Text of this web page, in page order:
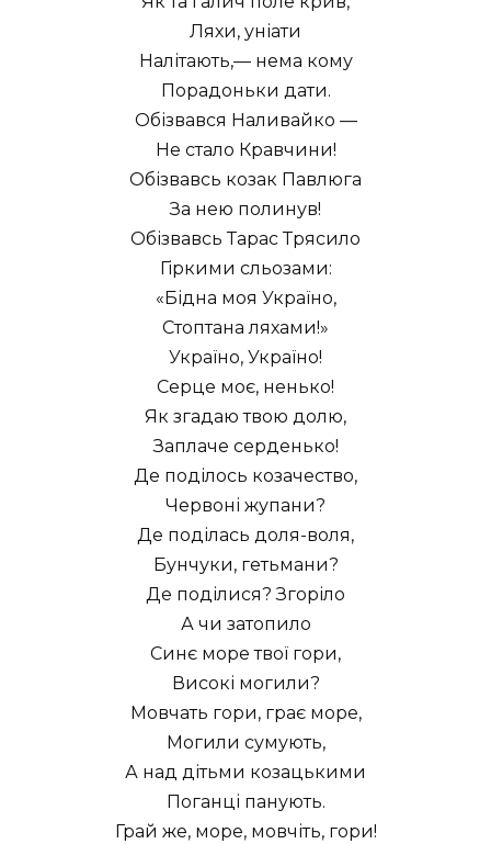
Ляхи, уніати
Налітають,— нема кому
Порадоньки дати.
Обізвався Наливайко —
Не стало Кравчини!
Обізвавсь козак Павлюга
За нею полинув!
Обізвавсь Тарас Трясило
Гіркими сльозами:
«Бідна моя Україно,
Стоптана ляхами!»
Україно, Україно!
Серце моє, ненько!
Як згадаю твою долю,
Заплаче серденько!
Де поділось козачество,
Червоні жупани?
Де поділась доля-воля,
Бунчуки, гетьмани?
Де поділися? Згоріло
А чи затопило
Синє море твої гори,
Високі могили?
Мовчать гори, грає море,
Могили сумують,
А над дітьми козацькими
Поганці панують.
Грай же, море, мовчіть, гори!